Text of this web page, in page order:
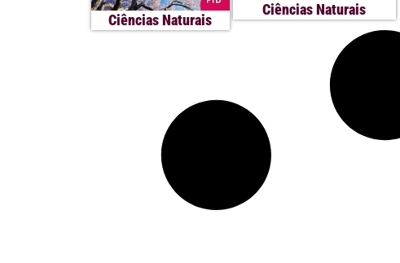
Ciências Naturais
Ciências Naturais